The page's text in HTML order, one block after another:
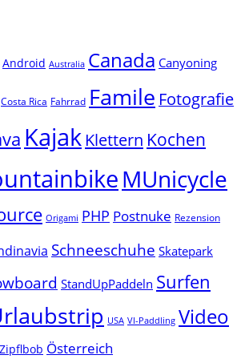
Android Australia Canada Canyoning
Costa Rica Fahrrad Famile Fotografie
Kajak Klettern Kochen
MUnicycle
Origami PHP Postnuke Rezension
Schneeschuhe Skatepark
StandUpPaddeln Surfen
USA VI-Paddling Video
Zipflbob Österreich